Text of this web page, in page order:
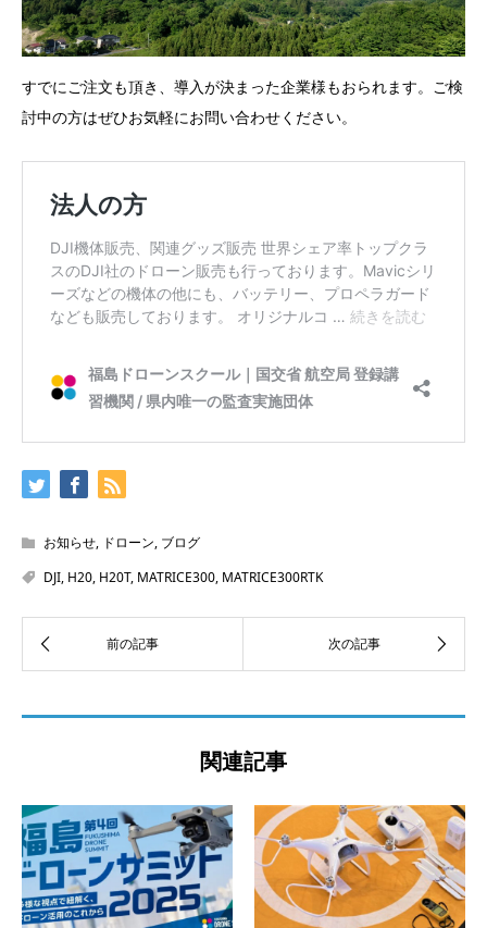
すでにご注文も頂き、導入が決まった企業様もおられます。ご検
討中の方はぜひお気軽にお問い合わせください。
お知らせ, ドローン, ブログ
DJI, H20, H20T, MATRICE300, MATRICE300RTK
関連記事